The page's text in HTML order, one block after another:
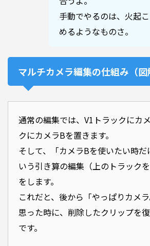
手動でやるのは、火起
めるようなものさ。
マルチカメラ編集の仕組み（図
通常の編集では、V1トラックにカ
クにカメラBを置きます。
そして、「カメラBを使いたい時だ
いう引き算の編集（上のトラックを
をします。
これだと、後から「やっぱりカメ
思った時に、削除したクリップを
です。